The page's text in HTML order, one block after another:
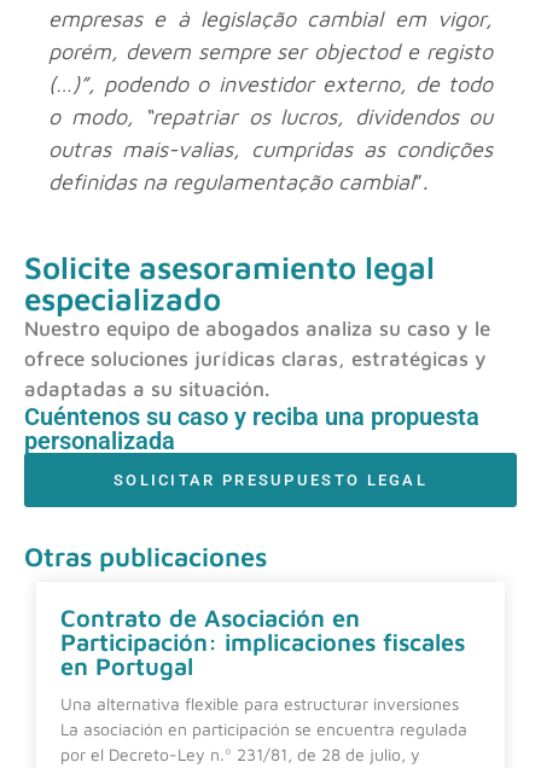
empresas e à legislação cambial em vigor,
porém, devem sempre ser objectod e registo
(…)”, podendo o investidor externo, de todo
o modo, “repatriar os lucros, dividendos ou
outras mais-valias, cumpridas as condições
definidas na regulamentação cambial”.
Solicite asesoramiento legal
especializado
Nuestro equipo de abogados analiza su caso y le
ofrece soluciones jurídicas claras, estratégicas y
adaptadas a su situación.
Cuéntenos su caso y reciba una propuesta
personalizada
SOLICITAR PRESUPUESTO LEGAL
Otras publicaciones
Contrato de Asociación en
Participación: implicaciones fiscales
en Portugal
Una alternativa flexible para estructurar inversiones
La asociación en participación se encuentra regulada
por el Decreto-Ley n.º 231/81, de 28 de julio, y